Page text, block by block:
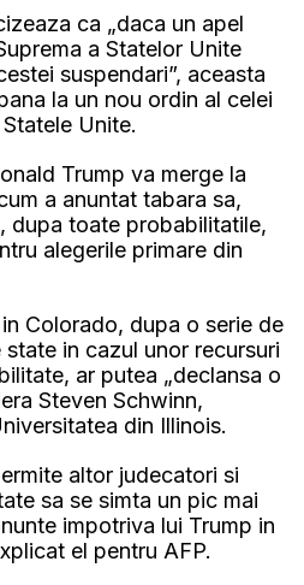
ca „daca un apel
a Statelor Unite
suspendari”, aceasta
la un nou ordin al celei
Unite.
Trump va merge la
a anuntat tabara sa,
dupa toate probabilitatile,
alegerile primare din
Colorado, dupa o serie de
in cazul unor recursuri
ar putea „declansa o
Steven Schwinn,
din Illinois.
altor judecatori si
sa se simta un pic mai
impotriva lui Trump in
el pentru AFP.